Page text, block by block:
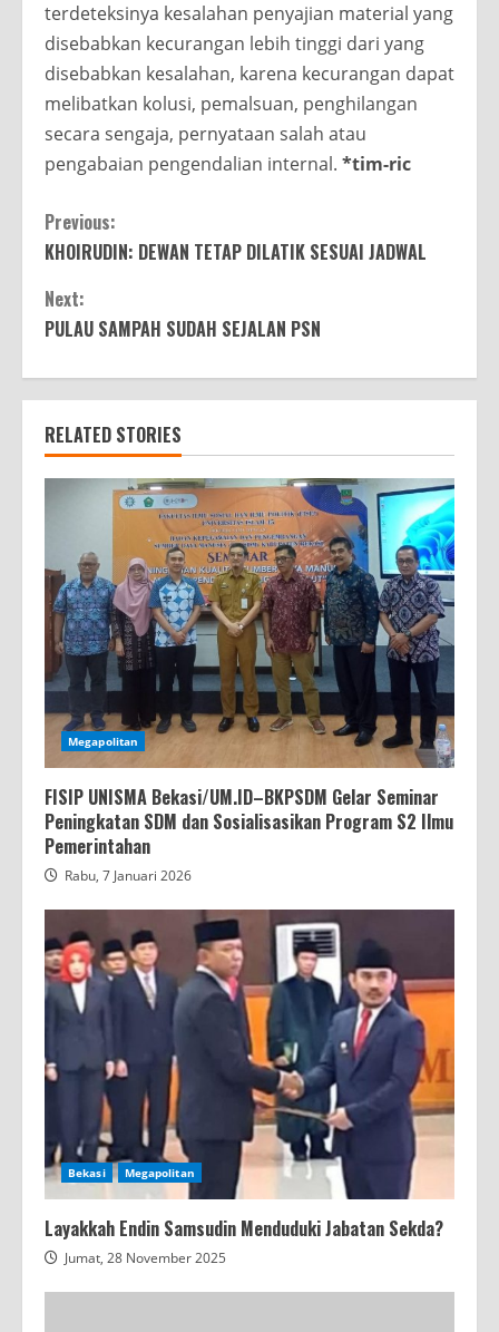
terdeteksinya kesalahan penyajian material yang
disebabkan kecurangan lebih tinggi dari yang
disebabkan kesalahan, karena kecurangan dapat
melibatkan kolusi, pemalsuan, penghilangan
secara sengaja, pernyataan salah atau
pengabaian pengendalian internal. *tim-ric
Continue
Reading
Previous:
KHOIRUDIN: DEWAN TETAP DILATIK SESUAI JADWAL
Next:
PULAU SAMPAH SUDAH SEJALAN PSN
RELATED STORIES
Megapolitan
FISIP UNISMA Bekasi/UM.ID–BKPSDM Gelar Seminar
Peningkatan SDM dan Sosialisasikan Program S2 Ilmu
Pemerintahan
Rabu, 7 Januari 2026
Bekasi Megapolitan
Layakkah Endin Samsudin Menduduki Jabatan Sekda?
Jumat, 28 November 2025